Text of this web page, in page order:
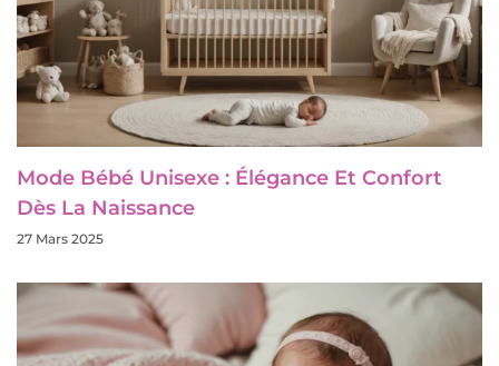
Mode Bébé Unisexe : Élégance Et Confort
Dès La Naissance
27 Mars 2025